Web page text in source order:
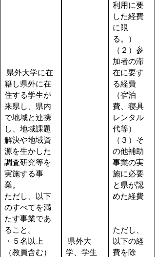
県外大学に在
籍し県外に在
住する学生が
来県し、県内
で地域と連携
し、地域課題
解決や地域資
源を生かした
調査研究等を
実施する事
業。
ただし、以下
のすべてを満
たす事業であ
ること。
・５名以上
（教員含む）
県外大
学、学生
利用に要
した経費
に限
る。）
（２）参
加者の滞
在に要す
る経費
（宿泊
費、寝具
レンタル
代等）
（３）そ
の他補助
事業の実
施に必要
と県が認
めた経費
ただし、
以下の経
費を除